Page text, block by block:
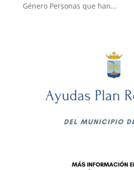
Género Personas que han...